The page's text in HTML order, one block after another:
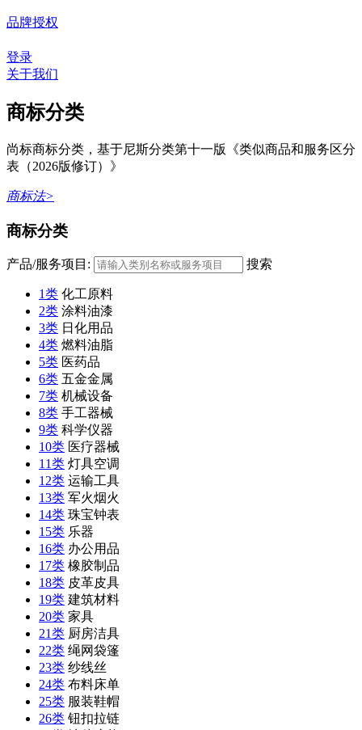
品牌授权
登录
关于我们
商标分类
尚标商标分类，基于尼斯分类第十一版《类似商品和服务区分
表（2026版修订）》
商标法>
商标分类
产品/服务项目: 搜索
1类 化工原料
2类 涂料油漆
3类 日化用品
4类 燃料油脂
5类 医药品
6类 五金金属
7类 机械设备
8类 手工器械
9类 科学仪器
10类 医疗器械
11类 灯具空调
12类 运输工具
13类 军火烟火
14类 珠宝钟表
15类 乐器
16类 办公用品
17类 橡胶制品
18类 皮革皮具
19类 建筑材料
20类 家具
21类 厨房洁具
22类 绳网袋篷
23类 纱线丝
24类 布料床单
25类 服装鞋帽
26类 钮扣拉链